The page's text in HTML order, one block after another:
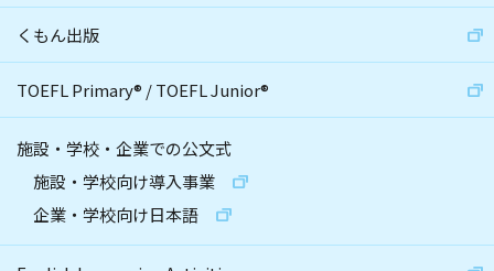
くもん出版
TOEFL Primary® /TOEFL Junior®
施設・学校・企業での公文式
施設・学校向け導入事業
企業・学校向け日本語